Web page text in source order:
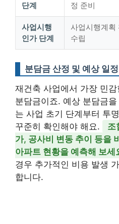
단계 정 준비
사업시행
인가 단계
사업시행계획
수립
분담금 산정 및 예상 일
재건축 사업에서 가장 민
분담금이죠. 예상 분담금
는 사업 초기 단계부터 투
꾸준히 확인해야 해요.
조
가, 공사비 변동 추이 등을
아파트 현황을 예측해 보세
경우 추가적인 비용 발생
합니다.